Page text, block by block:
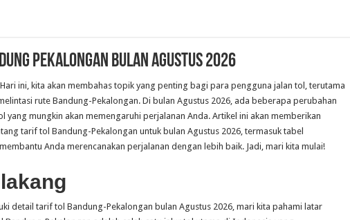
Pekalongan Bulan Agustus 2026
ini, kita akan membahas topik yang penting bagi para pengguna jalan tol, terutama
rute Bandung-Pekalongan. Di bulan Agustus 2026, ada beberapa perubahan
yang mungkin akan memengaruhi perjalanan Anda. Artikel ini akan memberikan
tarif tol Bandung-Pekalongan untuk bulan Agustus 2026, termasuk tabel
Anda merencanakan perjalanan dengan lebih baik. Jadi, mari kita mulai!
detail tarif tol Bandung-Pekalongan bulan Agustus 2026, mari kita pahami latar